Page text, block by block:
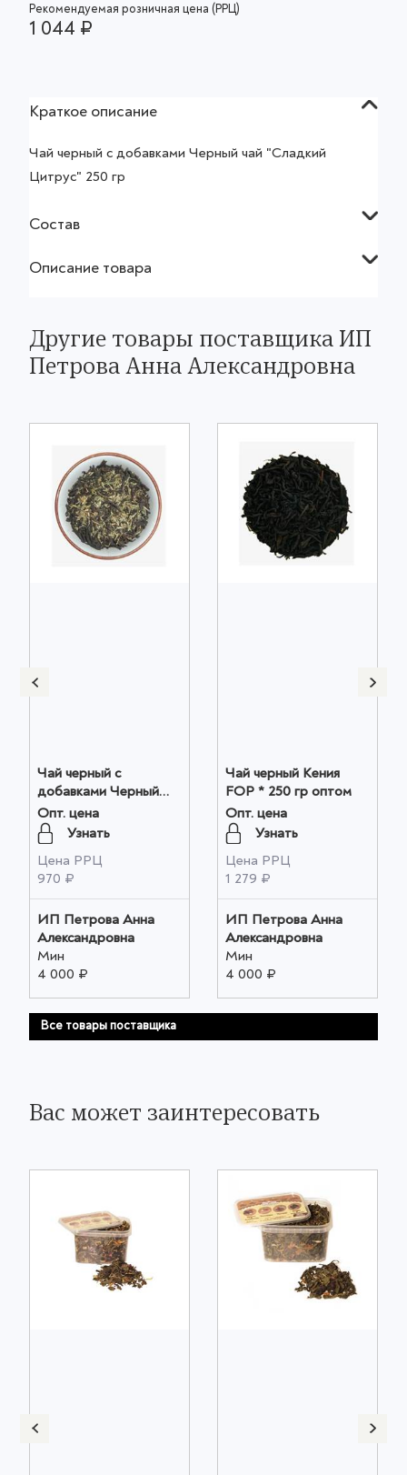
Рекомендуемая розничная цена (РРЦ)
1 044 ₽
Краткое описание
Чай черный с добавками Черный чай "Сладкий
Цитрус" 250 гр
Состав
Описание товара
Другие товары поставщика ИП
Петрова Анна Александровна
Чай черный с
добавками Черный
чай с чабрецом 250 гр
оптом
Опт. цена
Узнать
Цена РРЦ
970 ₽
ИП Петрова Анна
Александровна
Мин
4 000 ₽
Чай черный Кения
FOP * 250 гр оптом
Опт. цена
Узнать
Цена РРЦ
1 279 ₽
ИП Петрова Анна
Александровна
Мин
4 000 ₽
Все товары поставщика
Вас может заинтересовать